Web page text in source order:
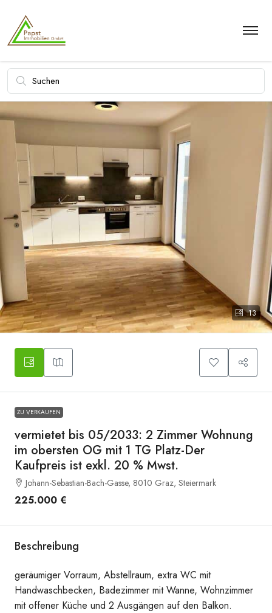
13
möblierte Küche (inkl. Geschirrspüler)
ZU VERKAUFEN
vermietet bis 05/2033: 2 Zimmer Wohnung
im obersten OG mit 1 TG Platz-Der
Kaufpreis ist exkl. 20 % Mwst.
Johann-Sebastian-Bach-Gasse, 8010 Graz, Steiermark
225.000 €
Beschreibung
geräumiger Vorraum, Abstellraum, extra WC mit
Handwaschbecken, Badezimmer mit Wanne, Wohnzimmer
mit offener Küche und 2 Ausgängen auf den Balkon.